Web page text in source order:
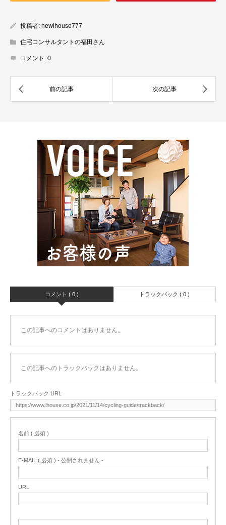
投稿者: newlhouse777
住宅コンサルタントの福田さん
コメント: 0
コメント ( 0 ) トラックバック ( 0 )
この記事へのコメントはありません。
この記事へのトラックバックはありません。
トラックバック URL
名前 ( 必須 )
E-MAIL ( 必須 ) - 公開されません -
URL